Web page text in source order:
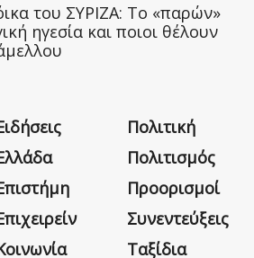
του ΣΥΡΙΖΑ: Το «παρών»
ηγεσία και ποιοι θέλουν
Πολιτική
Πολιτισμός
Προορισμοί
Συνεντεύξεις
Ταξίδια